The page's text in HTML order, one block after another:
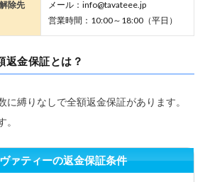
除先
メール：info@tavateee.jp
営業時間：10:00～18:00（平日）
返金保証とは？
に縛りなしで全額返金保証があります。
ァティーの返金保証条件